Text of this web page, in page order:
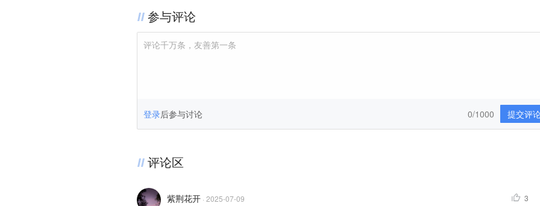
参与评论
评论千万条，友善第一条
登录后参与讨论 提交评
0/1000
评论区
紫荆花开 · 2025-07-09 3